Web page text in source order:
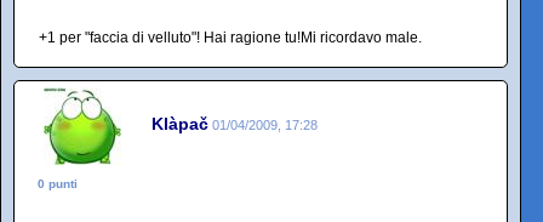
+1 per "faccia di velluto"! Hai ragione tu!Mi ricordavo male.
Klàpač 01/04/2009, 17:28
0 punti